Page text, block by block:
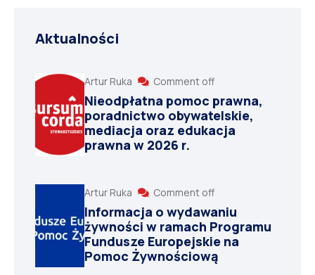
Aktualności
Artur Ruka Comment off
Nieodpłatna pomoc prawna,
poradnictwo obywatelskie,
mediacja oraz edukacja
prawna w 2026 r.
Artur Ruka Comment off
Informacja o wydawaniu
żywności w ramach Programu
Fundusze Europejskie na
Pomoc Żywnościową